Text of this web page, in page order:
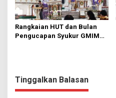
Rangkaian HUT dan Bulan
Pengucapan Syukur GMIM
Tinggalkan Balasan